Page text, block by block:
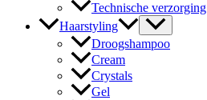
Technische verzorging
Haarstyling
Droogshampoo
Cream
Crystals
Gel